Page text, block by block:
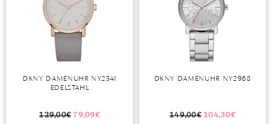
QUARZ
ROSENQUARZ
SAPHIR
DKNY DAMENUHR NY2341
EDELSTAHL
129,00€ 79,09€
DKNY DAMENUHR NY2968
149,00€ 104,30€